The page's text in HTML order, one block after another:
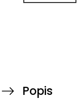
Popis